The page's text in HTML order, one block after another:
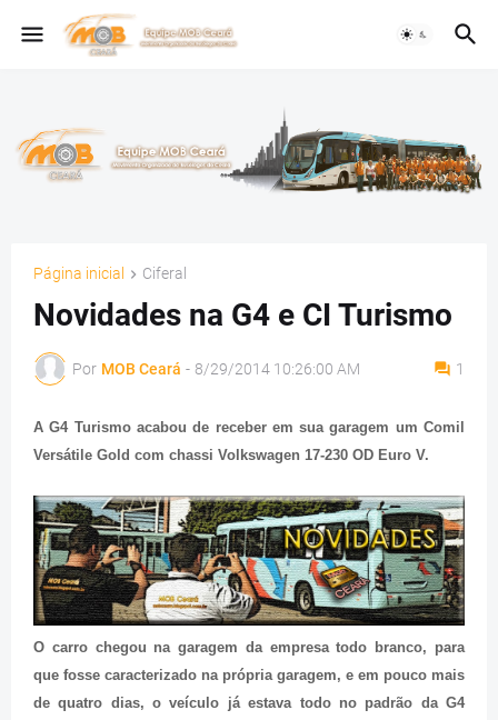
Página inicial Ciferal
Novidades na G4 e CI Turismo
Por MOB Ceará - 8/29/2014 10:26:00 AM 1
A G4 Turismo acabou de receber em sua garagem um Comil
Versátile Gold com chassi Volkswagen 17-230 OD Euro V.
O carro chegou na garagem da empresa todo branco, para
que fosse caracterizado na própria garagem, e em pouco mais
de quatro dias, o veículo já estava todo no padrão da G4